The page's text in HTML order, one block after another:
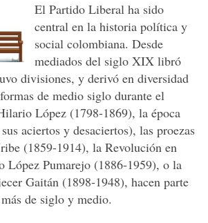
El Partido Liberal ha sido
central en la historia política y
social colombiana. Desde
mediados del siglo XIX libró
divisiones, y derivó en diversidad
de medio siglo durante el
López (1798-1869), la época
aciertos y desaciertos), las proezas
(1859-1914), la Revolución en
López Pumarejo (1886-1959), o la
Gaitán (1898-1948), hacen parte
de siglo y medio.